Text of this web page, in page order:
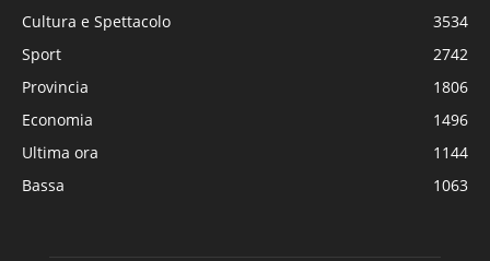
Cultura e Spettacolo
3534
Sport
2742
Provincia
1806
Economia
1496
Ultima ora
1144
Bassa
1063